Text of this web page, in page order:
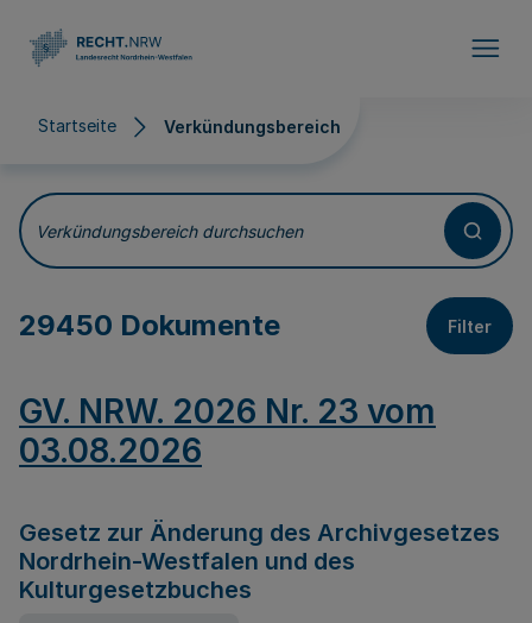
Startseite Verkündungsbereich
Verkündungsbereich
Verkündungsbereich durchsuchen
29450 Dokumente Filter
GV. NRW. 2026 Nr. 23 vom
03.08.2026
Gesetz zur Änderung des Archivgesetzes
Nordrhein-Westfalen und des
Kulturgesetzbuches